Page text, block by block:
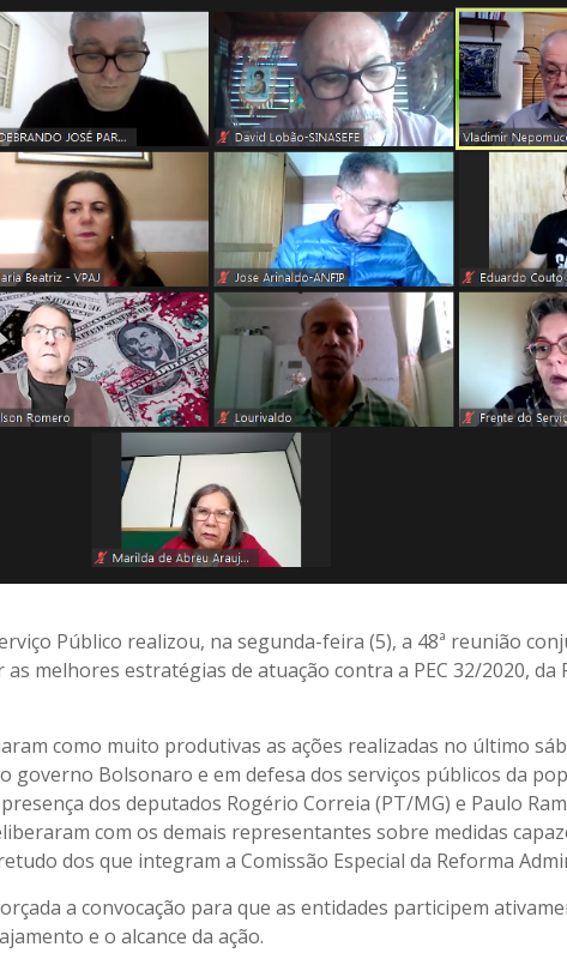
Público realizou, na segunda-feira (5), a 48ª reunião
melhores estratégias de atuação contra a PEC 32/2020, da
como muito produtivas as ações realizadas no último
governo Bolsonaro e em defesa dos serviços públicos da
dos deputados Rogério Correia (PT/MG) e Paulo
com os demais representantes sobre medidas
dos que integram a Comissão Especial da Reforma
a convocação para que as entidades participem
e o alcance da ação.